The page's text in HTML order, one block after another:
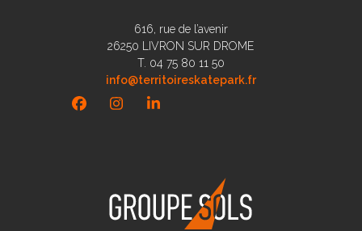
616, rue de l’avenir
26250 LIVRON SUR DROME
T. 04 75 80 11 50
info@territoireskatepark.fr
FacebookInstagramLinkedIn